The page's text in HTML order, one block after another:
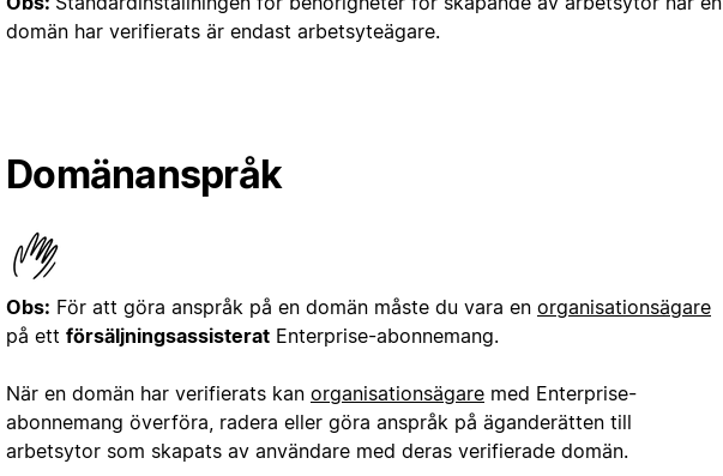
domän har verifierats är endast arbetsyteägare.
Domänanspråk
Obs: För att göra anspråk på en domän måste du vara en organisationsägare
på ett försäljningsassisterat Enterprise-abonnemang.
När en domän har verifierats kan organisationsägare med Enterprise-
abonnemang överföra, radera eller göra anspråk på äganderätten till
arbetsytor som skapats av användare med deras verifierade domän.